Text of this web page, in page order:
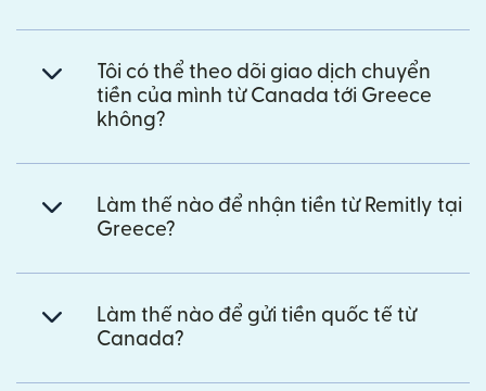
Tôi có thể theo dõi giao dịch chuyển
tiền của mình từ Canada tới Greece
không?
Làm thế nào để nhận tiền từ Remitly tại
Greece?
Làm thế nào để gửi tiền quốc tế từ
Canada?